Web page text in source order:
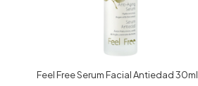
Feel Free Serum Facial Antiedad 30ml